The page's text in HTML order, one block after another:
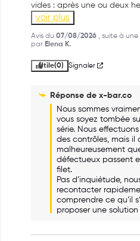
vides : après une ou deux
voir plus
Avis du 07/08/2026 , suite à
par Elena K.
Utile(0) Signaler
Réponse de x-bar.co
Nous sommes
vous soyez tombée
série. Nous
des contrôles, mais il
malheureusement
défectueux passent
filet.
Pas d’inquiétude,
recontacter
comprendre ce qu’il
proposer une